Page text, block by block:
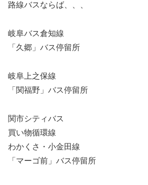
路線バスならば、、、
岐阜バス倉知線
「久郷」バス停留所
岐阜上之保線
「関福野」バス停留所
関市シティバス
買い物循環線
わかくさ・小金田線
「マーゴ前」バス停留所